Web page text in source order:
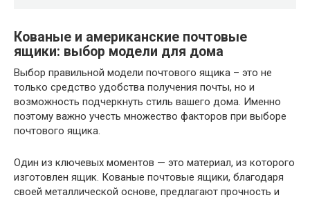
Кованые и американские почтовые
ящики: выбор модели для дома
Выбор правильной модели почтового ящика – это не
только средство удобства получения почты, но и
возможность подчеркнуть стиль вашего дома. Именно
поэтому важно учесть множество факторов при выборе
почтового ящика.
Один из ключевых моментов — это материал, из которого
изготовлен ящик. Кованые почтовые ящики, благодаря
своей металлической основе, предлагают прочность и